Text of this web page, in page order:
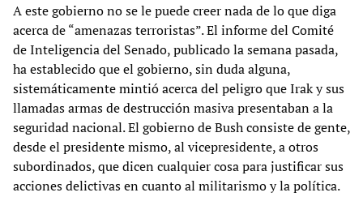
A este gobierno no se le puede creer nada de lo que diga
acerca de “amenazas terroristas”. El informe del Comité
de Inteligencia del Senado, publicado la semana pasada,
ha establecido que el gobierno, sin duda alguna,
sistemáticamente mintió acerca del peligro que Irak y sus
llamadas armas de destrucción masiva presentaban a la
seguridad nacional. El gobierno de Bush consiste de gente,
desde el presidente mismo, al vicepresidente, a otros
subordinados, que dicen cualquier cosa para justificar sus
acciones delictivas en cuanto al militarismo y la política.